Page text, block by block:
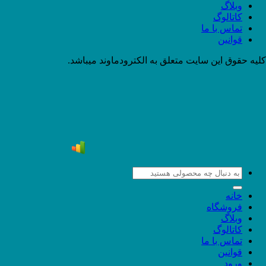
وبلاگ
کاتالوگ
تماس با ما
قوانین
کلیه حقوق این سایت متعلق به الکترودماوند میباشد.
جستجو
برای:
خانه
فروشگاه
وبلاگ
کاتالوگ
تماس با ما
قوانین
ورود